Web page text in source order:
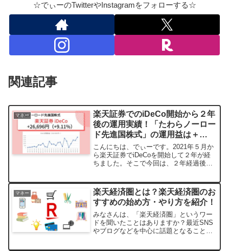
☆でぃーのTwitterやInstagramをフォローする☆
関連記事
マネー
楽天証券でのiDeCo開始から２年
後の運用実績！「たわらノーロー
ド先進国株式」の運用益は＋
26,696円
こんにちは、でぃーです。2021年５月か
ら楽天証券でiDeCoを開始して２年が経
ちました。そこで今回は、２年経過後の
iDeCo（イデコ）のここが凄い！メリッ
ト・デメリ...
マネー
楽天経済圏とは？楽天経済圏のお
すすめの始め方・やり方を紹介！
みなさんは、「楽天経済圏」というワー
ドを聞いたことはありますか？最近SNS
やブログなどを中心に話題となることが